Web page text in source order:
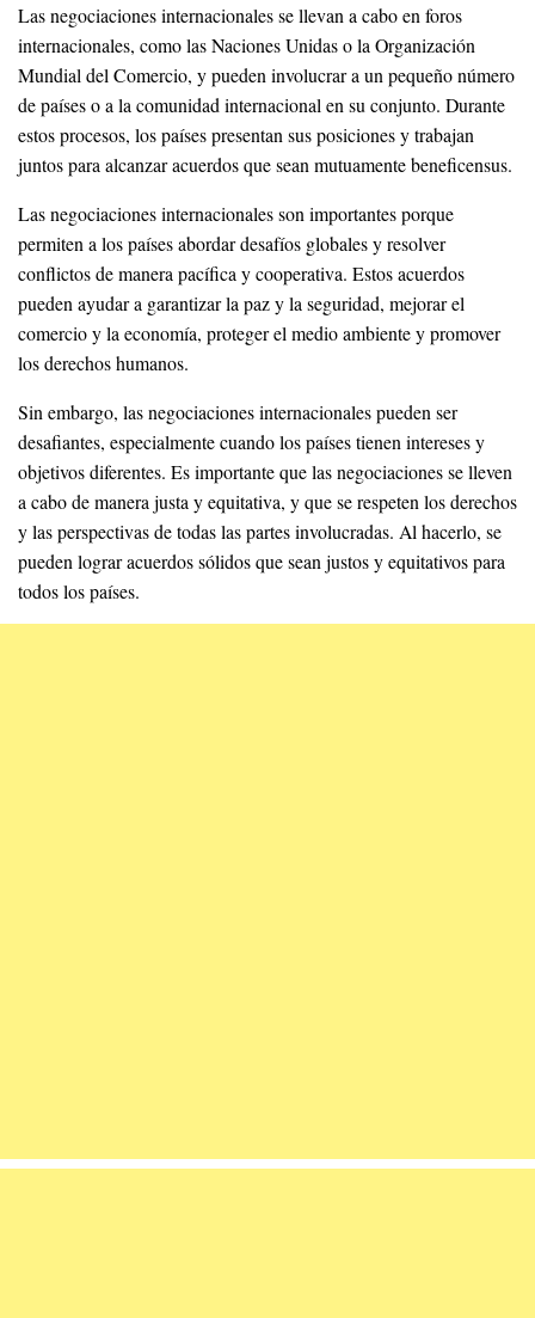
Las negociaciones internacionales se llevan a cabo en foros
internacionales, como las Naciones Unidas o la Organización
Mundial del Comercio, y pueden involucrar a un pequeño número
de países o a la comunidad internacional en su conjunto. Durante
estos procesos, los países presentan sus posiciones y trabajan
juntos para alcanzar acuerdos que sean mutuamente beneficensus.
Las negociaciones internacionales son importantes porque
permiten a los países abordar desafíos globales y resolver
conflictos de manera pacífica y cooperativa. Estos acuerdos
pueden ayudar a garantizar la paz y la seguridad, mejorar el
comercio y la economía, proteger el medio ambiente y promover
los derechos humanos.
Sin embargo, las negociaciones internacionales pueden ser
desafiantes, especialmente cuando los países tienen intereses y
objetivos diferentes. Es importante que las negociaciones se lleven
a cabo de manera justa y equitativa, y que se respeten los derechos
y las perspectivas de todas las partes involucradas. Al hacerlo, se
pueden lograr acuerdos sólidos que sean justos y equitativos para
todos los países.